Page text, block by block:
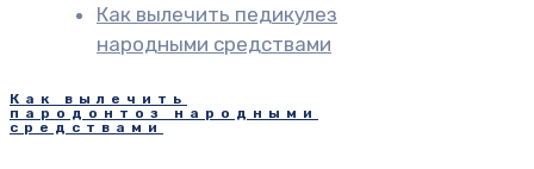
Как вылечить педикулез
народными средствами
Как вылечить
пародонтоз народными
средствами